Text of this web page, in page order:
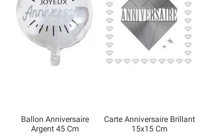
Ballon Anniversaire
Argent 45 Cm
Carte Anniversaire Brillant
15x15 Cm